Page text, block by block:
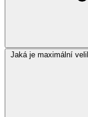
Jaká je maximální